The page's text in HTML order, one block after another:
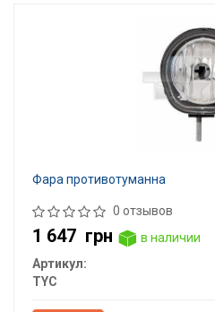
Фара противотуманна
0 отзывов
1 647 грн
в наличии
Артикул:
TYC